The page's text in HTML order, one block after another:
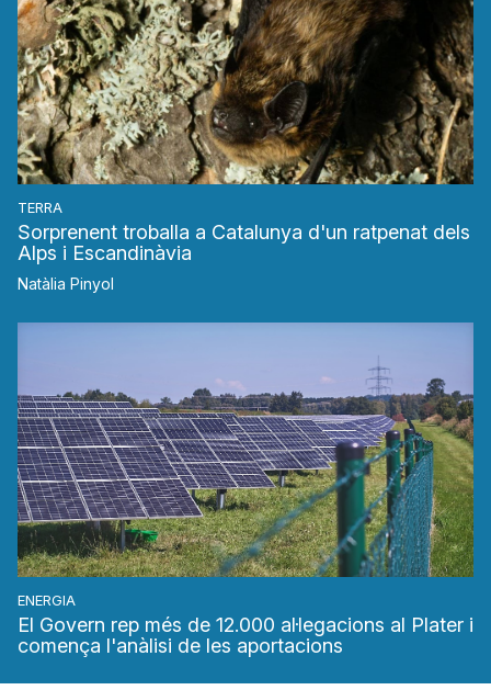
TERRA
Sorprenent troballa a Catalunya d'un ratpenat dels
Alps i Escandinàvia
Natàlia Pinyol
ENERGIA
El Govern rep més de 12.000 al·legacions al Plater i
comença l'anàlisi de les aportacions